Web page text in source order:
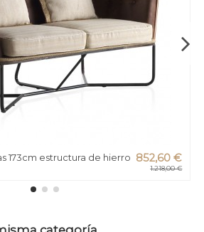
173cm estructura de hierro 852,60 €
1.218,00 €